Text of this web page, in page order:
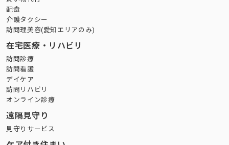
配食
介護タクシー
訪問理美容(愛知エリアのみ)
在宅医療・リハビリ
訪問診療
訪問看護
デイケア
訪問リハビリ
オンライン診療
遠隔見守り
見守りサービス